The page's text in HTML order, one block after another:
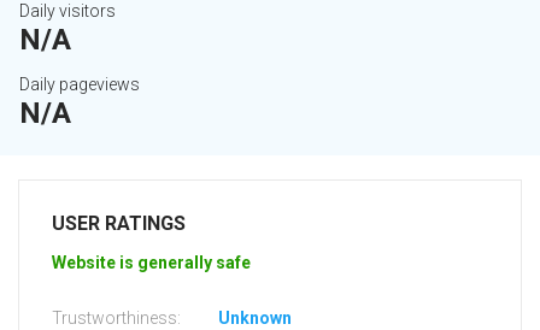
Daily visitors
N/A
Daily pageviews
N/A
USER RATINGS
Website is generally safe
Trustworthiness: Unknown